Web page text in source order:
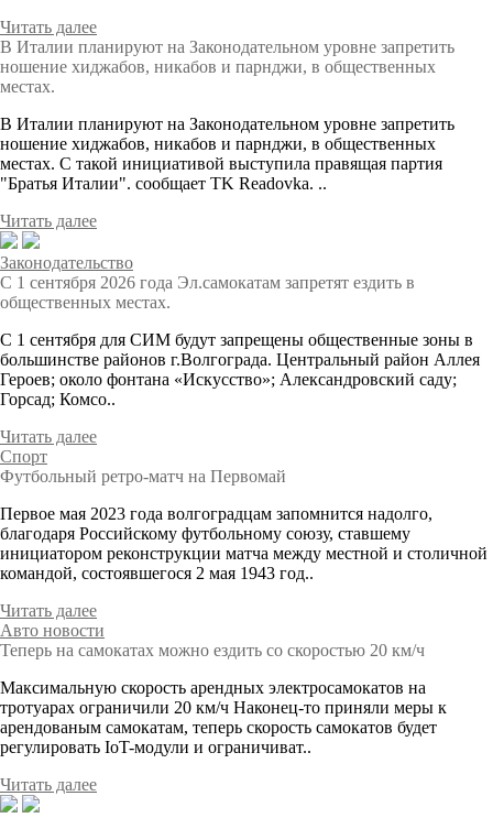
Читать далее
В Италии планируют на Законодательном уровне запретить
ношение хиджабов, никабов и парнджи, в общественных
местах.
В Италии планируют на Законодательном уровне запретить
ношение хиджабов, никабов и парнджи, в общественных
местах. С такой инициативой выступила правящая партия
"Братья Италии". сообщает TK Readovka. ..
Читать далее
Законодательство
С 1 сентября 2026 года Эл.самокатам запретят ездить в
общественных местах.
С 1 сентября для СИМ будут запрещены общественные зоны в
большинстве районов г.Волгограда. Центральный район Аллея
Героев; около фонтана «Искусство»; Александровский саду;
Горсад; Комсо..
Читать далее
Спорт
Футбольный ретро-матч на Первомай
Первое мая 2023 года волгоградцам запомнится надолго,
благодаря Российскому футбольному союзу, ставшему
инициатором реконструкции матча между местной и столичной
командой, состоявшегося 2 мая 1943 год..
Читать далее
Авто новости
Теперь на самокатах можно ездить со скоростью 20 км/ч
Максимальную скорость арендных электросамокатов на
тротуарах ограничили 20 км/ч Наконец-то приняли меры к
арендованым самокатам, теперь скорость самокатов будет
регулировать IoT-модули и ограничиват..
Читать далее